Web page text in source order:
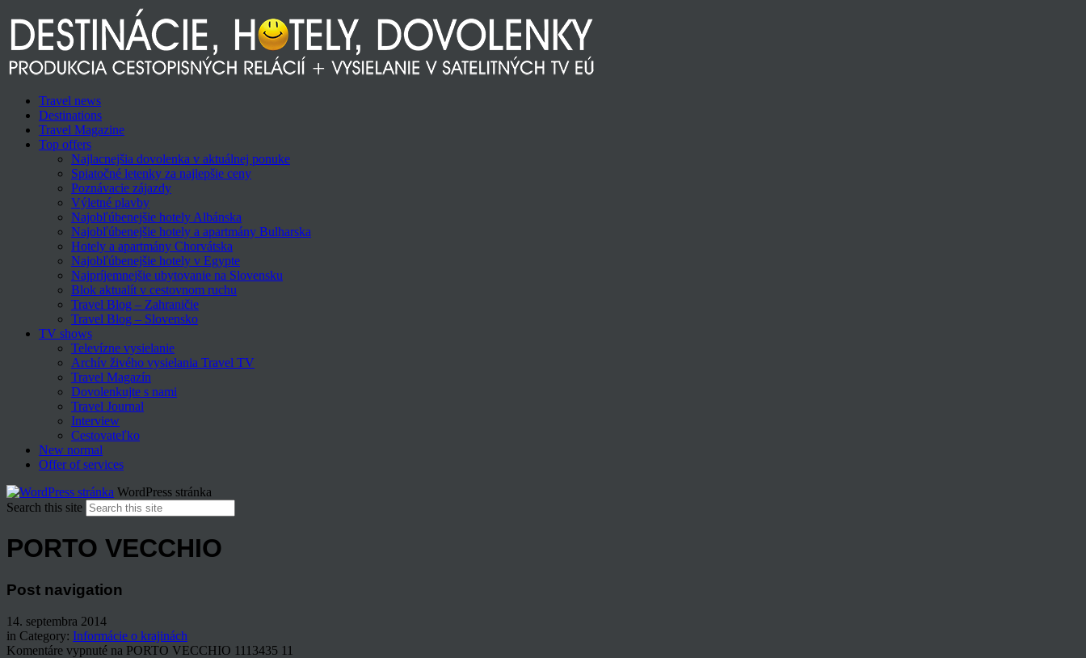
Travel news
Destinations
Travel Magazine
Top offers
Najlacnejšia dovolenka v aktuálnej ponuke
Spiatočné letenky za najlepšie ceny
Poznávacie zájazdy
Výletné plavby
Najobľúbenejšie hotely Albánska
Najobľúbenejšie hotely a apartmány Bulharska
Hotely a apartmány Chorvátska
Najobľúbenejšie hotely v Egypte
Najpríjemnejšie ubytovanie na Slovensku
Blok aktualít v cestovnom ruchu
Travel Blog – Zahraničie
Travel Blog – Slovensko
TV shows
Televízne vysielanie
Archív živého vysielania Travel TV
Travel Magazín
Dovolenkujte s nami
Travel Journal
Interview
Cestovateľko
New normal
Offer of services
WordPress stránka
Search this site
PORTO VECCHIO
Post navigation
14. septembra 2014
in Category: Informácie o krajinách
Komentáre vypnuté na PORTO VECCHIO 1113435 11